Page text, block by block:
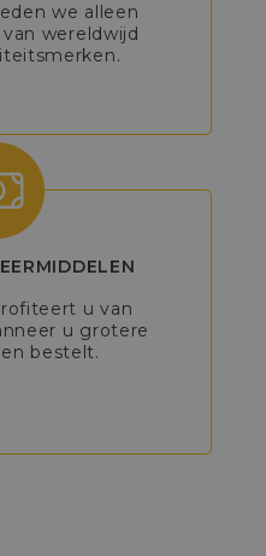
we alleen
wereldwijd
u van
u grotere
bestelt.